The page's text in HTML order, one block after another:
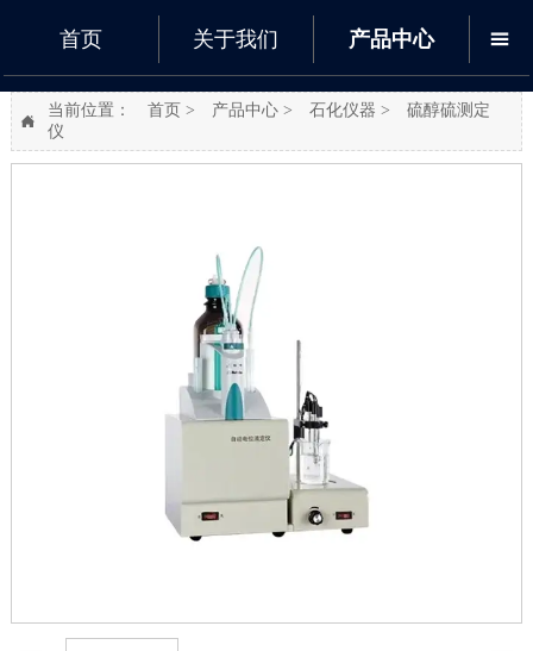
首页 关于我们 产品中心 

当前位置： 首页 > 产品中心> 石化仪器 >
硫醇硫测定
仪